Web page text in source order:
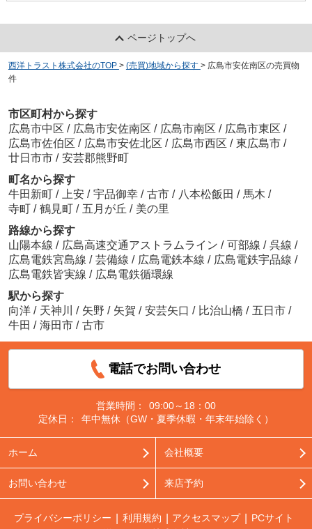
ページトップへ
西洋トラスト株式会社のTOP > (売買)地域から探す > 広島市安佐南区の売買物
件
市区町村から探す
広島市中区 / 広島市安佐南区 / 広島市南区 / 広島市東区 /
広島市佐伯区 / 広島市安佐北区 / 広島市西区 / 東広島市 /
廿日市市 / 安芸郡熊野町
町名から探す
牛田新町 / 上安 / 宇品御幸 / 古市 / 八本松飯田 / 馬木 /
寺町 / 鶴見町 / 五月が丘 / 美の里
路線から探す
山陽本線 / 広島高速交通アストラムライン / 可部線 / 呉線 /
広島電鉄宮島線 / 芸備線 / 広島電鉄本線 / 広島電鉄宇品線 /
広島電鉄皆実線 / 広島電鉄循環線
駅から探す
向洋 / 天神川 / 矢野 / 矢賀 / 安芸矢口 / 比治山橋 / 五日市 /
牛田 / 海田市 / 古市
電話でお問い合わせ
営業時間：
09:00～18：00
定休日：
年中無休（GW・夏季休暇・年末年始除く）
ホーム 会社概要
お問い合わせ 来店予約
プライバシーポリシー 利用規約 アクセスマップ
PCサイト